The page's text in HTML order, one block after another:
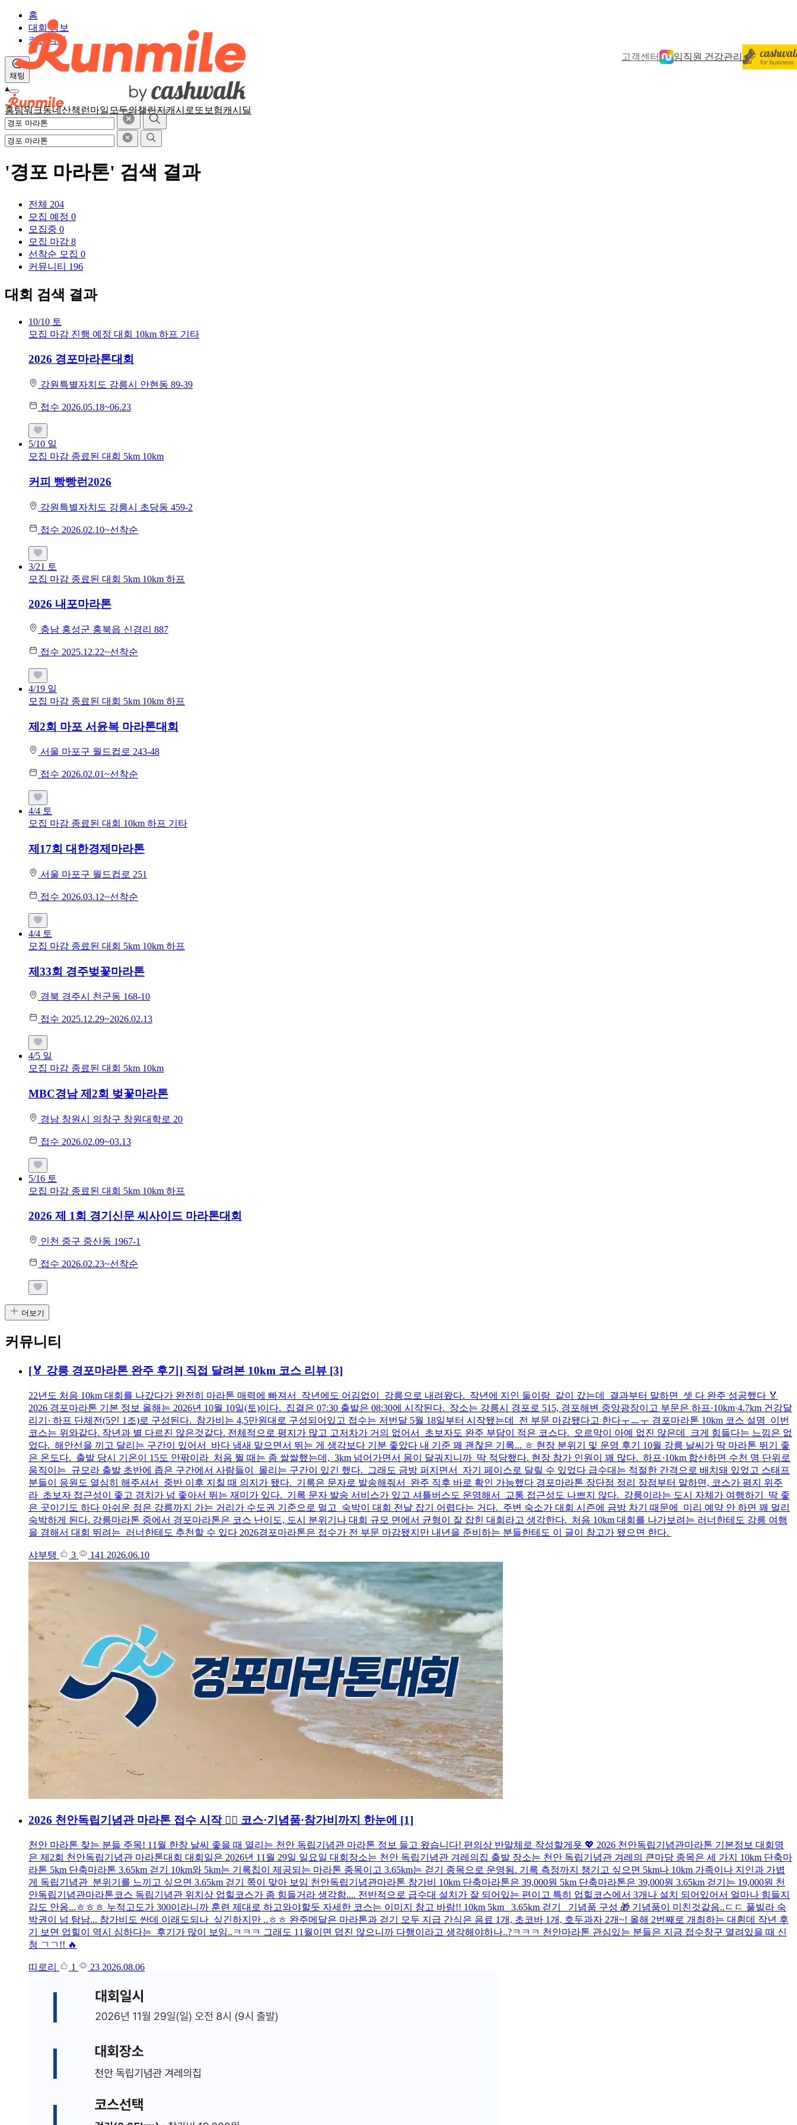
고객센터 임직원 건강관리
홈팀워크동네산책 런마일 모두의챌린지캐시로또 보험캐시딜
홈
대회 정보
커뮤니티
채팅
'경포 마라톤' 검색 결과
전체 204
모집 예정 0
모집중 0
모집 마감 8
선착순 모집 0
커뮤니티 196
대회 검색 결과
10/10 토
모집 마감 진행 예정 대회 10km 하프 기타
2026 경포마라톤대회
강원특별자치도 강릉시 안현동 89-39
접수 2026.05.18~06.23
5/10 일
모집 마감 종료된 대회 5km 10km
커피 빵빵런2026
강원특별자치도 강릉시 초당동 459-2
접수 2026.02.10~선착순
3/21 토
모집 마감 종료된 대회 5km 10km 하프
2026 내포마라톤
충남 홍성군 홍북읍 신경리 887
접수 2025.12.22~선착순
4/19 일
모집 마감 종료된 대회 5km 10km 하프
제2회 마포 서윤복 마라톤대회
서울 마포구 월드컵로 243-48
접수 2026.02.01~선착순
4/4 토
모집 마감 종료된 대회 10km 하프 기타
제17회 대한경제마라톤
서울 마포구 월드컵로 251
접수 2026.03.12~선착순
4/4 토
모집 마감 종료된 대회 5km 10km 하프
제33회 경주벚꽃마라톤
경북 경주시 천군동 168-10
접수 2025.12.29~2026.02.13
4/5 일
모집 마감 종료된 대회 5km 10km
MBC경남 제2회 벚꽃마라톤
경남 창원시 의창구 창원대학로 20
접수 2026.02.09~03.13
5/16 토
모집 마감 종료된 대회 5km 10km 하프
2026 제 1회 경기신문 씨사이드 마라톤대회
인천 중구 중산동 1967-1
접수 2026.02.23~선착순
더보기
커뮤니티
[🏅 강릉 경포마라톤 완주 후기] 직접 달려본 10km 코스 리뷰 [3]
22년도 처음 10km 대회를 나갔다가 완전히 마라톤 매력에 빠져서 작년에도 어김없이 강릉으로 내려왔다. 작년에 지인 둘이랑 같이 갔는데 결과부터 말하면 셋 다 완주 성공했다 🏅
2026 경포마라톤 기본 정보 올해는 2026년 10월 10일(토)이다. 집결은 07:30 출발은 08:30에 시작된다. 장소는 강릉시 경포로 515, 경포해변 중앙광장이고 부문은 하프·10km·4.7km 건강달
리기· 하프 단체전(5인 1조)로 구성된다. 참가비는 4,5만원대로 구성되어있고 접수는 저번달 5월 18일부터 시작됐는데 전 부문 마감됐다고 한다ㅜㅡㅜ 경포마라톤 10km 코스 설명 이번
코스는 위와같다. 작년과 별 다르진 않은것같다. 전체적으로 평지가 많고 고저차가 거의 없어서 초보자도 완주 부담이 적은 코스다. 오르막이 아예 없진 않은데 크게 힘들다는 느낌은 없
었다. 해안선을 끼고 달리는 구간이 있어서 바다 냄새 맡으면서 뛰는 게 생각보다 기분 좋았다 내 기준 꽤 괜찮은 기록... ㅎ 현장 분위기 및 운영 후기 10월 강릉 날씨가 딱 마라톤 뛰기 좋
은 온도다. 출발 당시 기온이 15도 안팎이라 처음 뛸 때는 좀 쌀쌀했는데, 3km 넘어가면서 몸이 달궈지니까 딱 적당했다. 현장 참가 인원이 꽤 많다. 하프·10km 합산하면 수천 명 단위로
움직이는 규모라 출발 초반에 좁은 구간에서 사람들이 몰리는 구간이 있긴 했다. 그래도 금방 퍼지면서 자기 페이스로 달릴 수 있었다 급수대는 적절한 간격으로 배치돼 있었고 스태프
분들이 응원도 열심히 해주셔서 중반 이후 지칠 때 의지가 됐다. 기록은 문자로 발송해줘서 완주 직후 바로 확인 가능했다 경포마라톤 장단점 정리 장점부터 말하면, 코스가 평지 위주
라 초보자 접근성이 좋고 경치가 넘 좋아서 뛰는 재미가 있다. 기록 문자 발송 서비스가 있고 셔틀버스도 운영해서 교통 접근성도 나쁘지 않다. 강릉이라는 도시 자체가 여행하기 딱 좋
은 곳이기도 하다 아쉬운 점은 강릉까지 가는 거리가 수도권 기준으로 멀고 숙박이 대회 전날 잡기 어렵다는 거다. 주변 숙소가 대회 시즌에 금방 차기 때문에 미리 예약 안 하면 꽤 멀리
숙박하게 된다. 강릉마라톤 중에서 경포마라톤은 코스 난이도, 도시 분위기나 대회 규모 면에서 균형이 잘 잡힌 대회라고 생각한다. 처음 10km 대회를 나가보려는 러너한테도 강릉 여행
을 겸해서 대회 뛰려는 러너한테도 추천할 수 있다 2026경포마라톤은 접수가 전 부문 마감됐지만 내년을 준비하는 분들한테도 이 글이 참고가 됐으면 한다.
샤부탱 3 141 2026.06.10
2026 천안독립기념관 마라톤 접수 시작 🏃‍♂️ 코스·기념품·참가비까지 한눈에 [1]
천안 마라톤 찾는 분들 주목! 11월 한창 날씨 좋을 때 열리는 천안 독립기념관 마라톤 정보 들고 왔습니다! 편의상 반말체로 작성할게욧 💖 2026 천안독립기념관마라톤 기본정보 대회명
은 제2회 천안독립기념관 마라톤대회 대회일은 2026년 11월 29일 일요일 대회장소는 천안 독립기념관 겨레의집 출발 장소는 천안 독립기념관 겨레의 큰마당 종목은 세 가지 10km 단축마
라톤 5km 단축마라톤 3.65km 걷기 10km와 5km는 기록칩이 제공되는 마라톤 종목이고 3.65km는 걷기 종목으로 운영됨. 기록 측정까지 챙기고 싶으면 5km나 10km 가족이나 지인과 가볍
게 독립기념관 분위기를 느끼고 싶으면 3.65km 걷기 쪽이 맞아 보임 천안독립기념관마라톤 참가비 10km 단축마라톤은 39,000원 5km 단축마라톤은 39,000원 3.65km 걷기는 19,000원 천
안독립기념관마라톤코스 독립기념관 위치상 업힐코스가 좀 힘들거라 생각함.... 전반적으로 급수대 설치가 잘 되어있는 편이고 특히 업힐코스에서 3개나 설치 되어있어서 얼마나 힘들지
감도 안옴...ㅎㅎㅎ 누적고도가 300이라니까 훈련 제대로 하고와야할듯 자세한 코스는 이미지 참고 바람!! 10km 5km 3.65km 걷기 기념품 구성 🎁 기념품이 미친것같음..ㄷㄷ 풀빌라 숙
박권이 넘 탐남... 참가비도 싼데 이래도되나 싶긴하지만 ..ㅎㅎ 완주메달은 마라톤과 걷기 모두 지급 간식은 음료 1개, 초코바 1개, 호두과자 2개~! 올해 2번째로 개최하는 대횐데 작년 후
기 보면 업힐이 역시 심하다는 후기가 많이 보임..ㅋㅋㅋ 그래도 11월이면 덥진 않으니까 다행이라고 생각해야하나..?ㅋㅋㅋ 천안마라톤 관심있는 분들은 지금 접수창구 열려있을 때 신
청 ㄱㄱ!! 🔥
띠로리 1 23 2026.08.06